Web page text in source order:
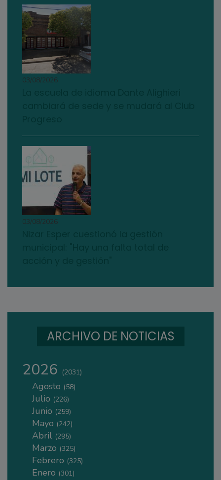
03/08/2026
03/08/2026
ARCHIVO DE NOTICIAS
2026 (2031)
Agosto (58)
Julio (226)
Junio (259)
Mayo (242)
Abril (295)
Marzo (325)
Febrero (325)
Enero (301)